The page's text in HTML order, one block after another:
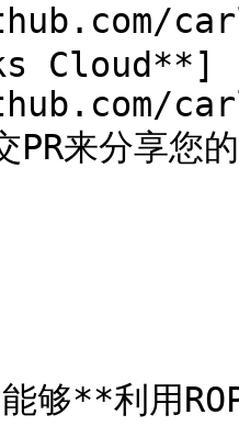
Cloud**]
来分享您
够**利用